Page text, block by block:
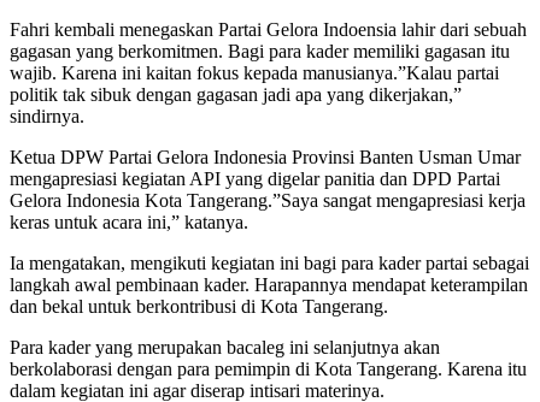
Fahri kembali menegaskan Partai Gelora Indoensia lahir dari sebuah
gagasan yang berkomitmen. Bagi para kader memiliki gagasan itu
wajib. Karena ini kaitan fokus kepada manusianya.”Kalau partai
politik tak sibuk dengan gagasan jadi apa yang dikerjakan,”
sindirnya.
Ketua DPW Partai Gelora Indonesia Provinsi Banten Usman Umar
mengapresiasi kegiatan API yang digelar panitia dan DPD Partai
Gelora Indonesia Kota Tangerang.”Saya sangat mengapresiasi kerja
keras untuk acara ini,” katanya.
Ia mengatakan, mengikuti kegiatan ini bagi para kader partai sebagai
langkah awal pembinaan kader. Harapannya mendapat keterampilan
dan bekal untuk berkontribusi di Kota Tangerang.
Para kader yang merupakan bacaleg ini selanjutnya akan
berkolaborasi dengan para pemimpin di Kota Tangerang. Karena itu
dalam kegiatan ini agar diserap intisari materinya.